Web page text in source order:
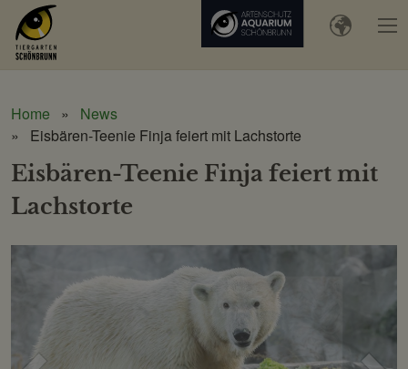
Home
News
Eisbären-Teenie Finja feiert mit Lachstorte
Eisbären-Teenie Finja feiert mit
Lachstorte